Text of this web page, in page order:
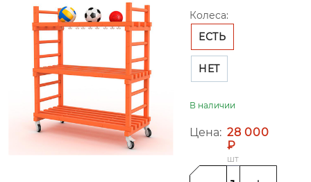
Колеса:
ЕСТЬ
НЕТ
В наличии
Цена: 28 000
₽
шт